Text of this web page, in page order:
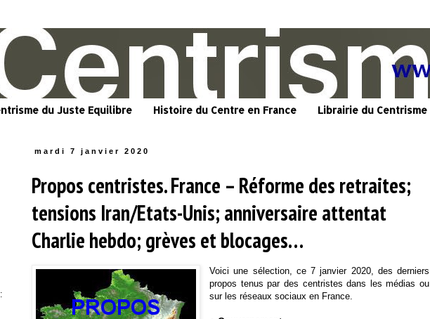
du Juste Equilibre Histoire du Centre en France Librairie du Centrisme
mardi 7 janvier 2020
Propos centristes. France – Réforme des retraites;
tensions Iran/Etats-Unis; anniversaire attentat
Charlie hebdo; grèves et blocages…
Voici une sélection, ce 7 janvier 2020, des derniers
propos tenus par des centristes dans les médias ou
sur les réseaux sociaux en France.